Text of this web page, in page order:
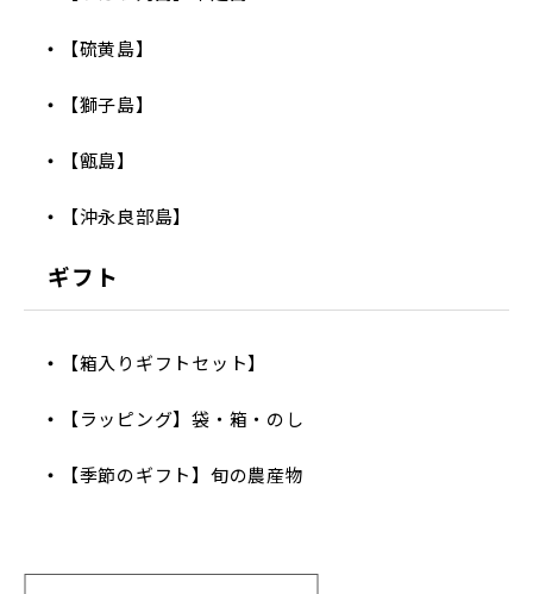
【硫黄島】
【獅子島】
【甑島】
【沖永良部島】
ギフト
【箱入りギフトセット】
【ラッピング】袋・箱・のし
【季節のギフト】旬の農産物